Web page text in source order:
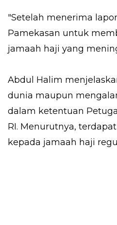
"Setelah menerima
Pamekasan untuk
jamaah haji yang
Abdul Halim
dunia maupun
dalam ketentuan
RI. Menurutnya,
kepada jamaah haji